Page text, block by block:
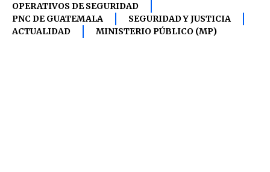
OPERATIVOS DE SEGURIDAD
PNC DE GUATEMALA
SEGURIDAD Y JUSTICIA
ACTUALIDAD
MINISTERIO PÚBLICO (MP)